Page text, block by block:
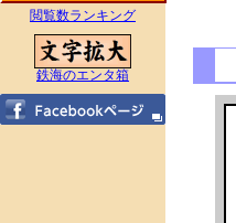
閲覧数ランキング
鉄海のエンタ箱